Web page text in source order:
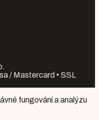
/ Mastercard • SSL
fungování a analýzu